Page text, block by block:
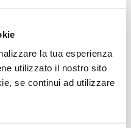
la tua esperienza
utilizzato il nostro sito
se continui ad utilizzare